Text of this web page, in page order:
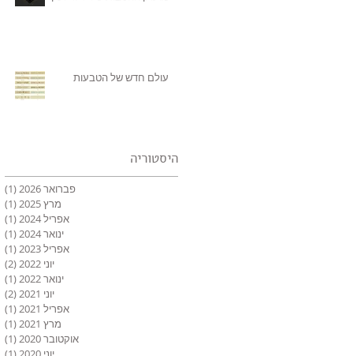
עולם חדש של הטבעות
היסטוריה
פברואר 2026 (1)
מרץ 2025
(1)
אפריל 2024
(1)
ינואר 2024
(1)
אפריל 2023
(1)
יוני 2022
(2)
ינואר 2022
(1)
יוני 2021
(2)
אפריל 2021
(1)
מרץ 2021
(1)
אוקטובר 2020
(1)